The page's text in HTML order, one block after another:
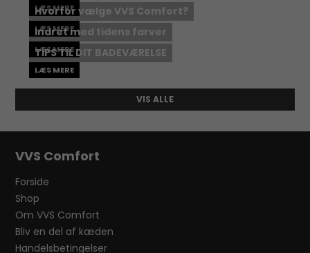
LÆS MERE
Hvorfor vælge VVS Comfort?
LÆS MERE
Indret med tidens farver
LÆS MERE
TIPS TIL DIT BADEVÆRELSE
LÆS MERE
VIS ALLE
VVS Comfort
Forside
Shop
Om VVS Comfort
Bliv en del af kæden
Handelsbetingelser